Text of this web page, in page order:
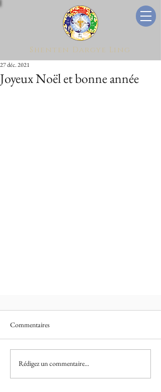
Shenten Dargye Ling
Joyeux Noël et bonne année
27 déc. 2021
Commentaires
Rédigez un commentaire...